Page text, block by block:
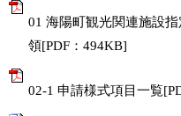
01 海陽町観光関連施設
領[PDF：494KB]
02-1 申請様式項目一覧